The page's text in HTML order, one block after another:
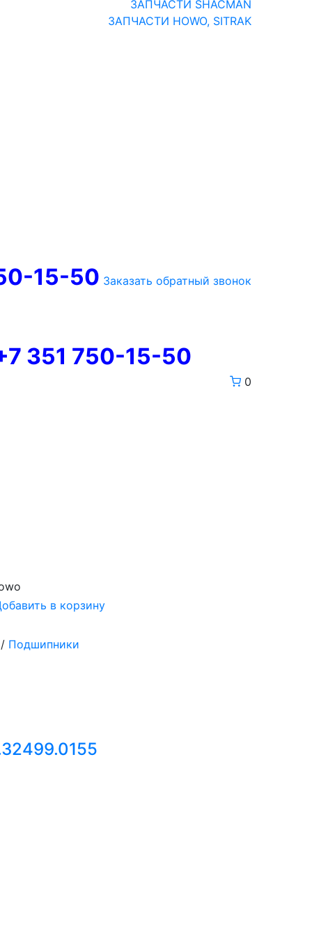
ЗАПЧАСТИ SHACMAN
ЗАПЧАСТИ HOWO, SITRAK
15-50 Заказать обратный звонок
351 750-15-50
0
в корзину
Подшипники